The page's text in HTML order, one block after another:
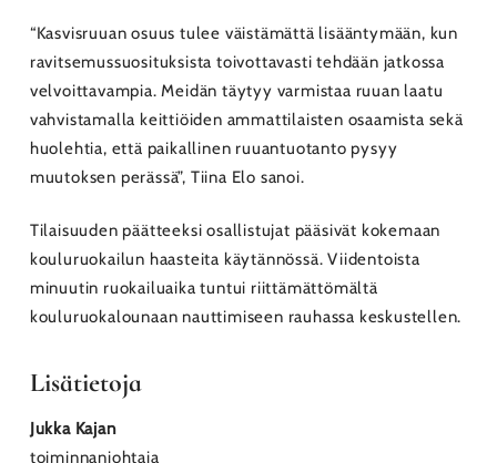
“Kasvisruuan osuus tulee väistämättä lisääntymään, kun
ravitsemussuosituksista toivottavasti tehdään jatkossa
velvoittavampia. Meidän täytyy varmistaa ruuan laatu
vahvistamalla keittiöiden ammattilaisten osaamista sekä
huolehtia, että paikallinen ruuantuotanto pysyy
muutoksen perässä”, Tiina Elo sanoi.
Tilaisuuden päätteeksi osallistujat pääsivät kokemaan
kouluruokailun haasteita käytännössä. Viidentoista
minuutin ruokailuaika tuntui riittämättömältä
kouluruokalounaan nauttimiseen rauhassa keskustellen.
Lisätietoja
Jukka Kajan
toiminnanjohtaja